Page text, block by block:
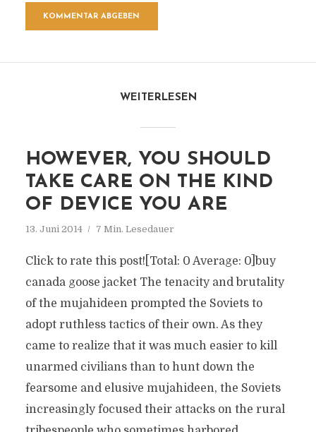
WEITERLESEN
HOWEVER, YOU SHOULD
TAKE CARE ON THE KIND
OF DEVICE YOU ARE
13. Juni 2014 7 Min. Lesedauer
Click to rate this post![Total: 0 Average: 0]buy
canada goose jacket The tenacity and brutality
of the mujahideen prompted the Soviets to
adopt ruthless tactics of their own. As they
came to realize that it was much easier to kill
unarmed civilians than to hunt down the
fearsome and elusive mujahideen, the Soviets
increasingly focused their attacks on the rural